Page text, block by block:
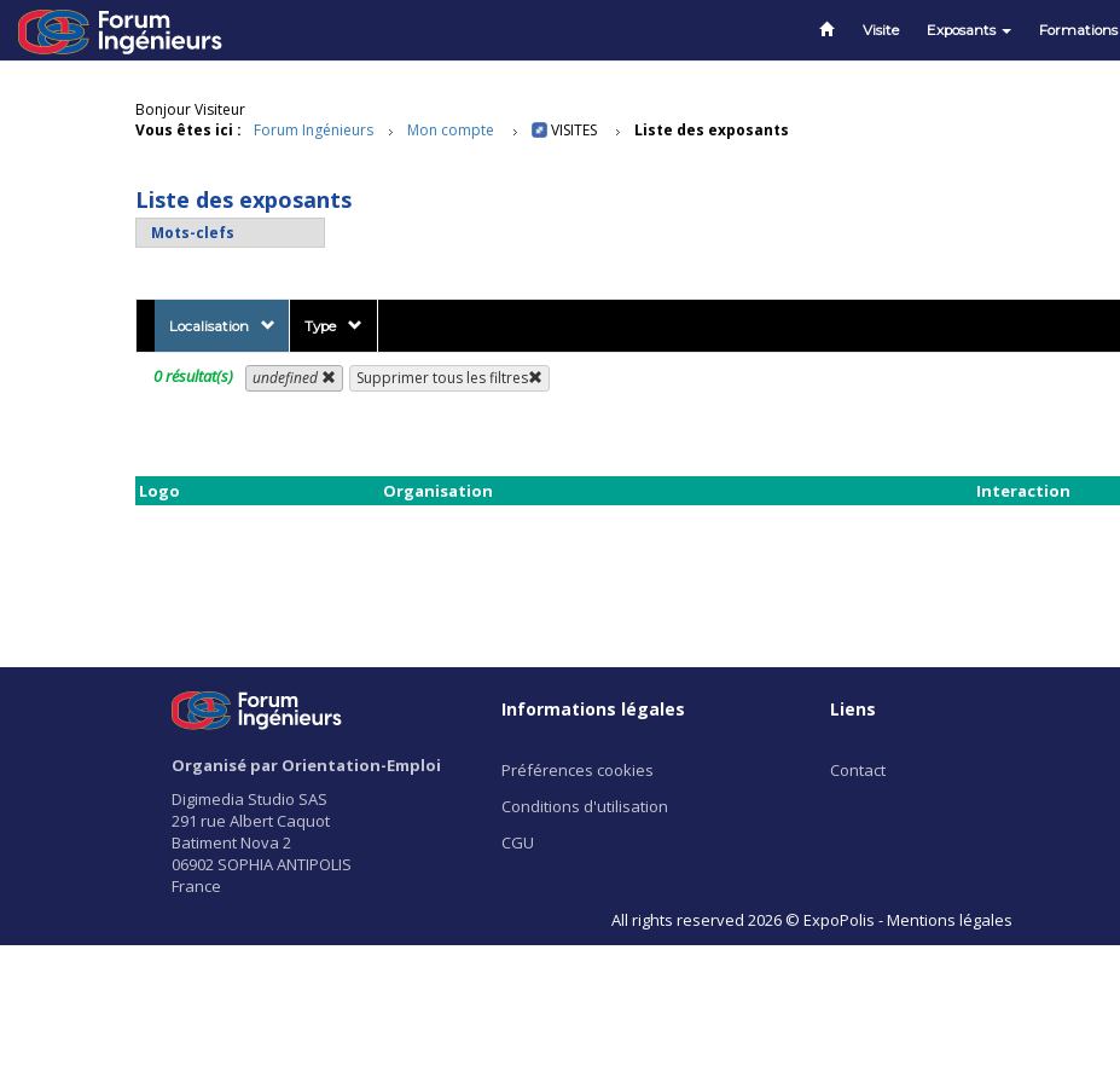
Visite Exposants Formations
Bonjour Visiteur
Vous êtes ici :
Forum Ingénieurs Mon compte VISITES Liste des exposants
Liste des exposants
Localisation Type
0 résultat(s) undefined Supprimer tous les filtres
Logo Organisation Interaction
Organisé par Orientation-Emploi
Digimedia Studio SAS
291 rue Albert Caquot
Batiment Nova 2
06902 SOPHIA ANTIPOLIS
France
Informations légales
Préférences cookies
Conditions d'utilisation
CGU
Liens
Contact
All rights reserved 2026 © ExpoPolis -Mentions légales